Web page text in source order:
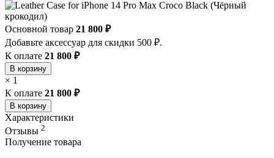
Основной товар 21 800 ₽
Добавьте аксессуар для скидки 500 ₽.
К оплате 21 800 ₽
В корзину
× 1
К оплате 21 800 ₽
В корзину
Характеристики
Отзывы 2
Получение товара